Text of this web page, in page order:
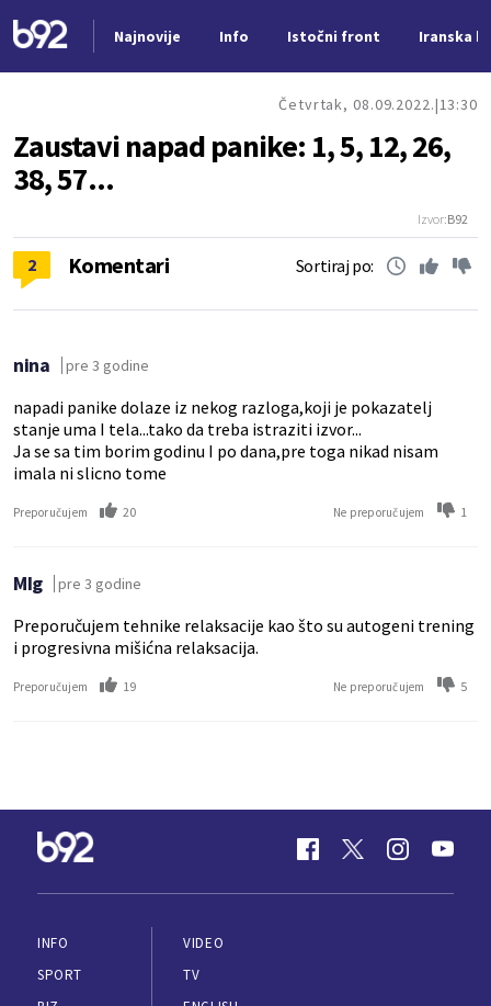
Najnovije Info Istočni front Iranska
Četvrtak, 08.09.2022. 13:30
Zaustavi napad panike: 1, 5, 12, 26,
38, 57...
Izvor:B92
2 Komentari Sortiraj po:
nina pre 3 godine
napadi panike dolaze iz nekog razloga,koji je pokazatelj
stanje uma I tela...tako da treba istraziti izvor...
Ja se sa tim borim godinu I po dana,pre toga nikad nisam
imala ni slicno tome
Preporučujem 20 Ne preporučujem 1
MIg pre 3 godine
Preporučujem tehnike relaksacije kao što su autogeni trening
i progresivna mišićna relaksacija.
Preporučujem 19 Ne preporučujem 5
INFO
SPORT
VIDEO
TV